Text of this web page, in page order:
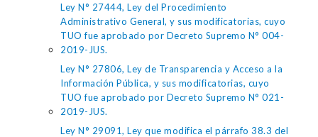
Ley N° 27444, Ley del Procedimiento
Administrativo General, y sus modificatorias, cuyo
TUO fue aprobado por Decreto Supremo N° 004-
2019-JUS.
Ley N° 27806, Ley de Transparencia y Acceso a la
Información Pública, y sus modificatorias, cuyo
TUO fue aprobado por Decreto Supremo N° 021-
2019-JUS.
Ley N° 29091, Ley que modifica el párrafo 38.3 del